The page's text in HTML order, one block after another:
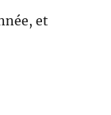
et